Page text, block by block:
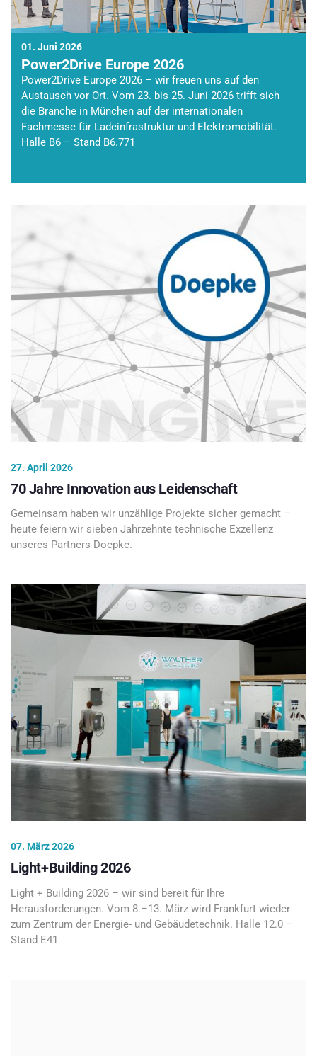
01. Juni 2026
Power2Drive Europe 2026
Power2Drive Europe 2026 – wir freuen uns auf den
Austausch vor Ort. Vom 23. bis 25. Juni 2026 trifft sich
die Branche in München auf der internationalen
Fachmesse für Ladeinfrastruktur und Elektromobilität.
Halle B6 – Stand B6.771
27. April 2026
70 Jahre Innovation aus Leidenschaft
Gemeinsam haben wir unzählige Projekte sicher gemacht –
heute feiern wir sieben Jahrzehnte technische Exzellenz
unseres Partners Doepke.
07. März 2026
Light+Building 2026
Light + Building 2026 – wir sind bereit für Ihre
Herausforderungen. Vom 8.–13. März wird Frankfurt wieder
zum Zentrum der Energie- und Gebäudetechnik. Halle 12.0 –
Stand E41